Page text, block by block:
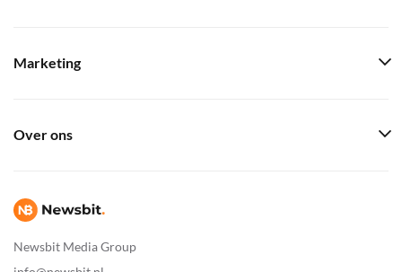
Newsbit Media Group
Marketing
Over ons